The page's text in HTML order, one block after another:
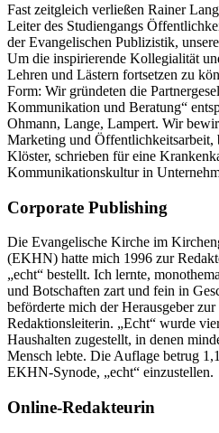
Fast zeitgleich verließen Rainer
Leiter des Studiengangs
der Evangelischen Publizistik,
Um die inspirierende Kollegialität
Lehren und Lästern fortsetzen zu
Form: Wir gründeten die
Kommunikation und Beratung“
Ohmann, Lange, Lampert. Wir
Marketing und Öffentlichkeitsarbeit,
Klöster, schrieben für eine
Kommunikationskultur in
Corporate Publishing
Die Evangelische Kirche im
(EKHN) hatte mich 1996 zur
„echt“ bestellt. Ich lernte,
und Botschaften zart und fein in
beförderte mich der Herausgeber zur
Redaktionsleiterin. „Echt“ wurde
Haushalten zugestellt, in denen
Mensch lebte. Die Auflage betrug
EKHN-Synode, „echt“ einzustellen.
Online-Redakteurin